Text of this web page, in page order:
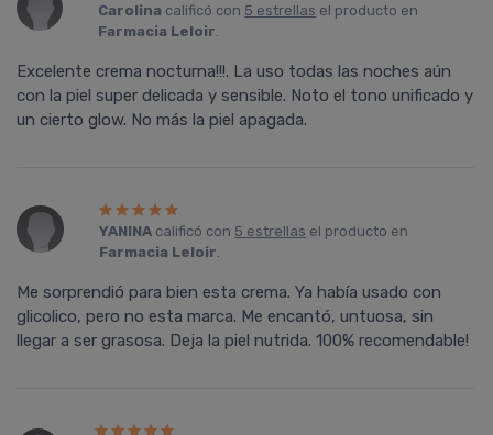
Carolina calificó con 5 estrellas el producto en
Farmacia Leloir.
Excelente crema nocturna!!!. La uso todas las noches aún
con la piel super delicada y sensible. Noto el tono unificado y
un cierto glow. No más la piel apagada.
YANINA calificó con 5 estrellas el producto en
Farmacia Leloir.
Me sorprendió para bien esta crema. Ya había usado con
glicolico, pero no esta marca. Me encantó, untuosa, sin
llegar a ser grasosa. Deja la piel nutrida. 100% recomendable!